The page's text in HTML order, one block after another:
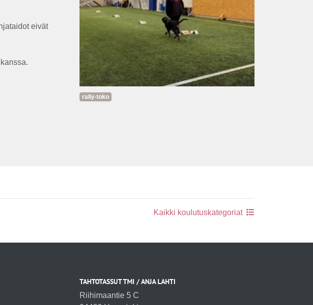
eivät
rally-toko
Kaikki koulutuskategoriat
TAHTOTASSUT TMI / ANJA LAHTI
Riihimaantie 5 C